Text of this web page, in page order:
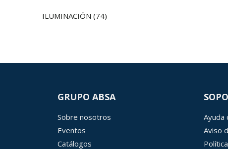
ILUMINACIÓN (74)
GRUPO ABSA
Sobre nosotros
Eventos
Catálogos
Ayuda
Aviso